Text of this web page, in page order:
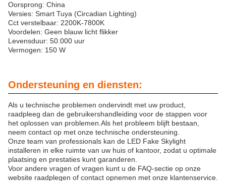
Oorsprong: China
Versies: Smart Tuya (Circadian Lighting)
Cct verstelbaar: 2200K-7800K
Voordelen: Geen blauw licht flikker
Levensduur: 50.000 uur
Vermogen: 150 W
Ondersteuning en diensten:
Als u technische problemen ondervindt met uw product,
raadpleeg dan de gebruikershandleiding voor de stappen voor
het oplossen van problemen.Als het probleem blijft bestaan,
neem contact op met onze technische ondersteuning.
Onze team van professionals kan de LED Fake Skylight
installeren in elke ruimte van uw huis of kantoor, zodat u optimale
plaatsing en prestaties kunt garanderen.
Voor andere vragen of vragen kunt u de FAQ-sectie op onze
website raadplegen of contact opnemen met onze klantenservice.